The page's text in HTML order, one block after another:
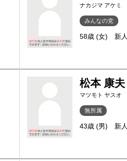
ナカジマ アケミ
みんなの党
58歳 (女) 新人
松本 康夫
マツモト ヤスオ
無所属
43歳 (男) 新人